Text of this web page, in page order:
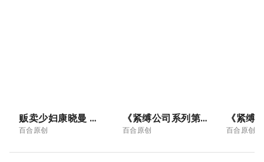
贩卖少妇康晓曼 《8》
百合原创
《紧缚公司系列第三章：全家绑架套餐04》，武术家果然厉害，不过紧缚公司也不是吃素的！
百合原创 百合原创